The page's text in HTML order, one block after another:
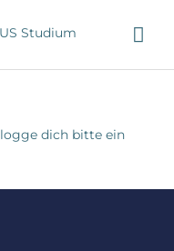
logge dich bitte ein